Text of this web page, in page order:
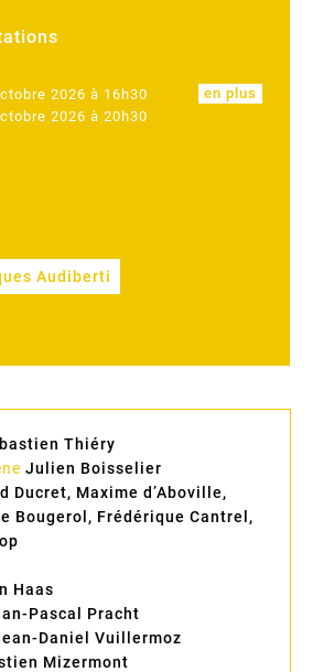
2026 à 16h30
en plus
2026 à 20h30
Audiberti
Thiéry
Julien Boisselier
Ducret, Maxime d’Aboville,
Bougerol, Frédérique Cantrel,
Haas
Pascal Pracht
Daniel Vuillermoz
Mizermont